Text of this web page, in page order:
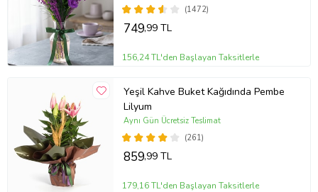
(1472)
749,99 TL
156,24 TL'den Başlayan Taksitlerle
Yeşil Kahve Buket Kağıdında Pembe
Lilyum
(261)
Aynı Gün Ücretsiz Teslimat
859,99 TL
179,16 TL'den Başlayan Taksitlerle